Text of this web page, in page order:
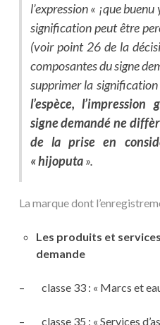
l’expression « ¡que
signification peut être
(voir point 26 de la
composantes du signe
supprimer la
l’espèce,
signe demandé ne
de la prise en
« hijoputa».
La marque dont
Les produits et
demande
– classe 33 : « Marcs et
– classe 35 : « Services